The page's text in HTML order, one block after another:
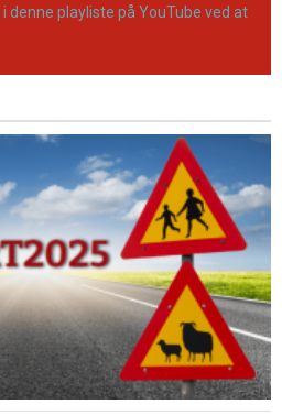
denne playliste på YouTube ved at